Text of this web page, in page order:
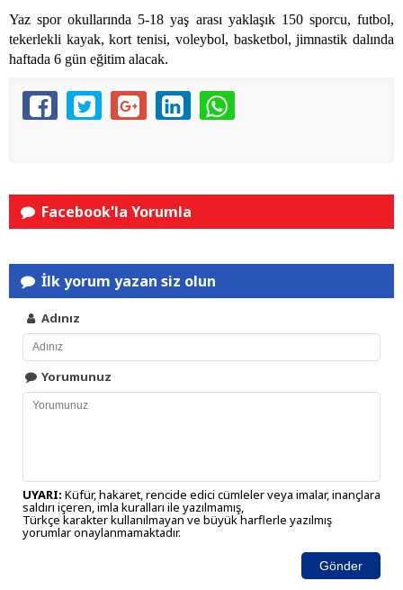
Yaz spor okullarında 5-18 yaş arası yaklaşık 150 sporcu, futbol,
tekerlekli kayak, kort tenisi, voleybol, basketbol, jimnastik dalında
haftada 6 gün eğitim alacak.
Facebook'la Yorumla
İlk yorum yazan siz olun
Adınız
Yorumunuz
UYARI: Küfür, hakaret, rencide edici cümleler veya imalar, inançlara
saldırı içeren, imla kuralları ile yazılmamış,
Türkçe karakter kullanılmayan ve büyük harflerle yazılmış
yorumlar onaylanmamaktadır.
Gönder